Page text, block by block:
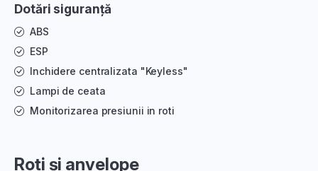
Dotări siguranță
ABS
ESP
Inchidere centralizata "Keyless"
Lampi de ceata
Monitorizarea presiunii in roti
Roți și anvelope